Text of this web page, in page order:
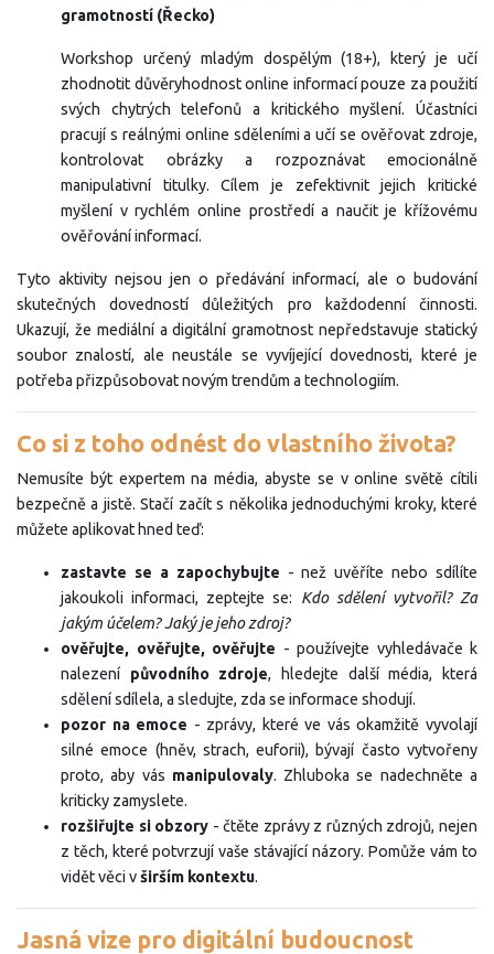
gramotností (Řecko)
Workshop určený mladým dospělým (18+), který je učí
zhodnotit důvěryhodnost online informací pouze za použití
svých chytrých telefonů a kritického myšlení. Účastníci
pracují s reálnými online sděleními a učí se ověřovat zdroje,
kontrolovat obrázky a rozpoznávat emocionálně
manipulativní titulky. Cílem je zefektivnit jejich kritické
myšlení v rychlém online prostředí a naučit je křížovému
ověřování informací.
Tyto aktivity nejsou jen o předávání informací, ale o budování
skutečných dovedností důležitých pro každodenní činnosti.
Ukazují, že mediální a digitální gramotnost nepředstavuje statický
soubor znalostí, ale neustále se vyvíjející dovednosti, které je
potřeba přizpůsobovat novým trendům a technologiím.
Co si z toho odnést do vlastního života?
Nemusíte být expertem na média, abyste se v online světě cítili
bezpečně a jistě. Stačí začít s několika jednoduchými kroky, které
můžete aplikovat hned teď:
zastavte se a zapochybujte - než uvěříte nebo sdílíte
jakoukoli informaci, zeptejte se: Kdo sdělení vytvořil? Za
jakým účelem? Jaký je jeho zdroj?
ověřujte, ověřujte, ověřujte - používejte vyhledávače k
nalezení původního zdroje, hledejte další média, která
sdělení sdílela, a sledujte, zda se informace shodují.
pozor na emoce - zprávy, které ve vás okamžitě vyvolají
silné emoce (hněv, strach, euforii), bývají často vytvořeny
proto, aby vás manipulovaly. Zhluboka se nadechněte a
kriticky zamyslete.
rozšiřujte si obzory - čtěte zprávy z různých zdrojů, nejen
z těch, které potvrzují vaše stávající názory. Pomůže vám to
vidět věci vširším kontextu.
Jasná vize pro digitální budoucnost